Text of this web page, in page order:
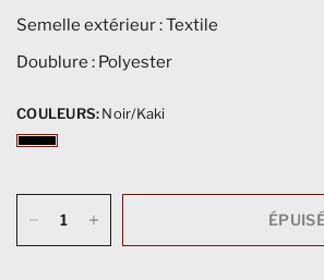
Semelle extérieur : Textile
Doublure : Polyester
COULEURS:Noir/Kaki